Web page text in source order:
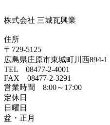
株式会社 三城瓦興業
住所
〒729-5125
広島県庄原市東城町川西894-1
TEL 08477-2-4001
FAX 08477-2-3291
営業時間 8:00～17:00
定休日
日曜日
盆・正月